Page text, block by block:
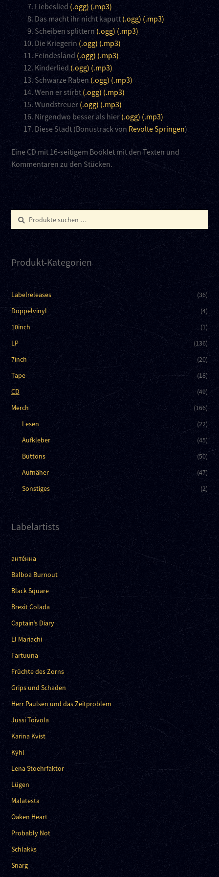
Liebeslied (.ogg) (.mp3)
Das macht ihr nicht kaputt (.ogg) (.mp3)
Scheiben splittern (.ogg) (.mp3)
Die Kriegerin (.ogg) (.mp3)
Feindesland (.ogg) (.mp3)
Kinderlied (.ogg) (.mp3)
Schwarze Raben (.ogg) (.mp3)
Wenn er stirbt (.ogg) (.mp3)
Wundstreuer (.ogg) (.mp3)
Nirgendwo besser als hier(.ogg) (.mp3)
Diese Stadt (Bonustrack von Revolte Springen)
Eine CD mit 16-seitigem Booklet mit den Texten und
Kommentaren zu den Stücken.
Suchen
nach:
Suchen
Produkt-Kategorien
Labelreleases
(36)
Doppelvinyl
(4)
10inch
(1)
LP
(136)
7inch
(20)
Tape
(18)
CD
(49)
Merch
(166)
Lesen
(22)
Aufkleber
(45)
Buttons
(50)
Aufnäher
(47)
Sonstiges
(2)
Labelartists
анте́нна
Balboa Burnout
Black Square
Brexit Colada
Captain’s Diary
El Mariachi
Fartuuna
Früchte des Zorns
Grips und Schaden
Herr Paulsen und das Zeitproblem
Jussi Toivola
Karina Kvist
Kÿhl
Lena Stoehrfaktor
Lügen
Malatesta
Oaken Heart
Probably Not
Schlakks
Snarg